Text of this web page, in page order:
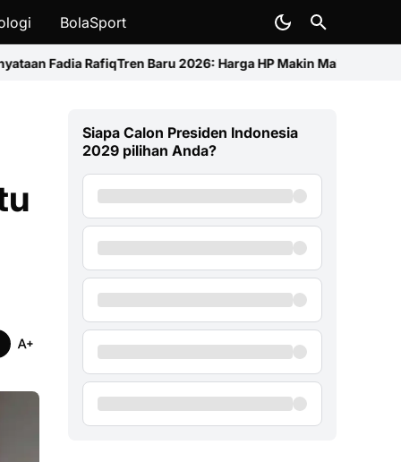
BolaSport
2026: Harga HP Makin Mahal, Xiaomi Catat Kenaikan
Siapa Calon Presiden Indonesia
2029 pilihan Anda?